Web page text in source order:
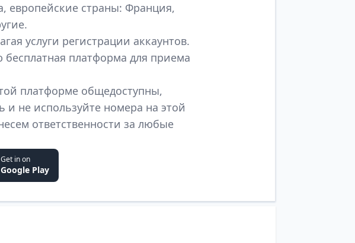
европейские страны: Франция,
услуги регистрации аккаунтов.
платформа для приема
платформе общедоступны,
не используйте номера на этой
ответственности за любые
Get in on
Google Play